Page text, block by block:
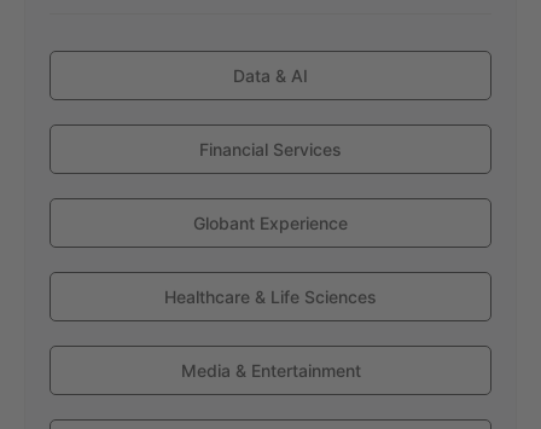
Data & AI
Financial Services
Globant Experience
Healthcare & Life Sciences
Media & Entertainment